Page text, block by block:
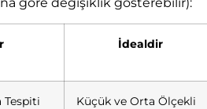
İdealdir
Tespiti
Küçük ve Orta Ölçekli